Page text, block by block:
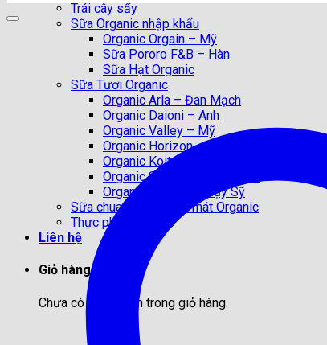
Trái cây sấy
Sữa Organic nhập khẩu
Organic Orgain – Mỹ
Sữa Pororo F&B – Hàn
Sữa Hạt Organic
Sữa Tươi Organic
Organic Arla – Đan Mạch
Organic Daioni – Anh
Organic Valley – Mỹ
Organic Horizon – Mỹ
Organic Koita – Ý
Organic Sangha Maeil – Hàn
Organic Cremo – Thụy Sỹ
Sữa chua – Bơ – Phô mát Organic
Thực phẩm hữu cơ
Liên hệ
Giỏ hàng
Chưa có sản phẩm trong giỏ hàng.